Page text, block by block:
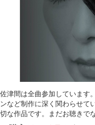
佐津間は全曲参加しています
ンなど制作に深く関わらせて
切な作品です。まだお聴きで